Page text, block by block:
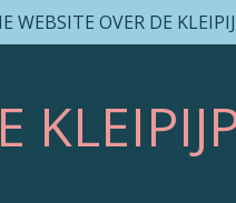
WEBSITE OVER DE